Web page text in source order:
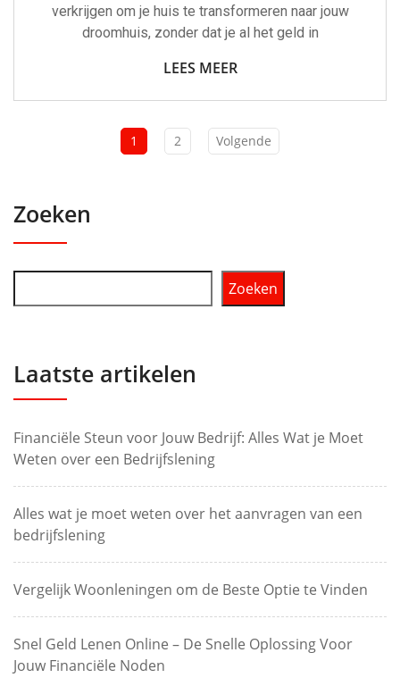
verkrijgen om je huis te transformeren naar jouw
droomhuis, zonder dat je al het geld in
LEES MEER
1 2 Volgende
Zoeken
Zoeken
Laatste artikelen
Financiële Steun voor Jouw Bedrijf: Alles Wat je Moet
Weten over een Bedrijfslening
Alles wat je moet weten over het aanvragen van een
bedrijfslening
Vergelijk Woonleningen om de Beste Optie te Vinden
Snel Geld Lenen Online – De Snelle Oplossing Voor
Jouw Financiële Noden